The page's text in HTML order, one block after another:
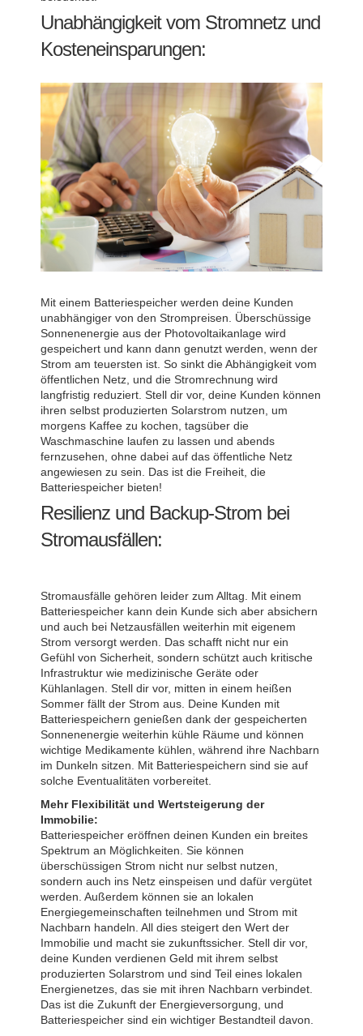
Unabhängigkeit vom Stromnetz und
Kosteneinsparungen:
Mit einem Batteriespeicher werden deine Kunden
unabhängiger von den Strompreisen. Überschüssige
Sonnenenergie aus der Photovoltaikanlage wird
gespeichert und kann dann genutzt werden, wenn der
Strom am teuersten ist. So sinkt die Abhängigkeit vom
öffentlichen Netz, und die Stromrechnung wird
langfristig reduziert. Stell dir vor, deine Kunden können
ihren selbst produzierten Solarstrom nutzen, um
morgens Kaffee zu kochen, tagsüber die
Waschmaschine laufen zu lassen und abends
fernzusehen, ohne dabei auf das öffentliche Netz
angewiesen zu sein. Das ist die Freiheit, die
Batteriespeicher bieten!
Resilienz und Backup-Strom bei
Stromausfällen:
Stromausfälle gehören leider zum Alltag. Mit einem
Batteriespeicher kann dein Kunde sich aber absichern
und auch bei Netzausfällen weiterhin mit eigenem
Strom versorgt werden. Das schafft nicht nur ein
Gefühl von Sicherheit, sondern schützt auch kritische
Infrastruktur wie medizinische Geräte oder
Kühlanlagen. Stell dir vor, mitten in einem heißen
Sommer fällt der Strom aus. Deine Kunden mit
Batteriespeichern genießen dank der gespeicherten
Sonnenenergie weiterhin kühle Räume und können
wichtige Medikamente kühlen, während ihre Nachbarn
im Dunkeln sitzen. Mit Batteriespeichern sind sie auf
solche Eventualitäten vorbereitet.
Mehr Flexibilität und Wertsteigerung der
Immobilie:
Batteriespeicher eröffnen deinen Kunden ein breites
Spektrum an Möglichkeiten. Sie können
überschüssigen Strom nicht nur selbst nutzen,
sondern auch ins Netz einspeisen und dafür vergütet
werden. Außerdem können sie an lokalen
Energiegemeinschaften teilnehmen und Strom mit
Nachbarn handeln. All dies steigert den Wert der
Immobilie und macht sie zukunftssicher. Stell dir vor,
deine Kunden verdienen Geld mit ihrem selbst
produzierten Solarstrom und sind Teil eines lokalen
Energienetzes, das sie mit ihren Nachbarn verbindet.
Das ist die Zukunft der Energieversorgung, und
Batteriespeicher sind ein wichtiger Bestandteil davon.